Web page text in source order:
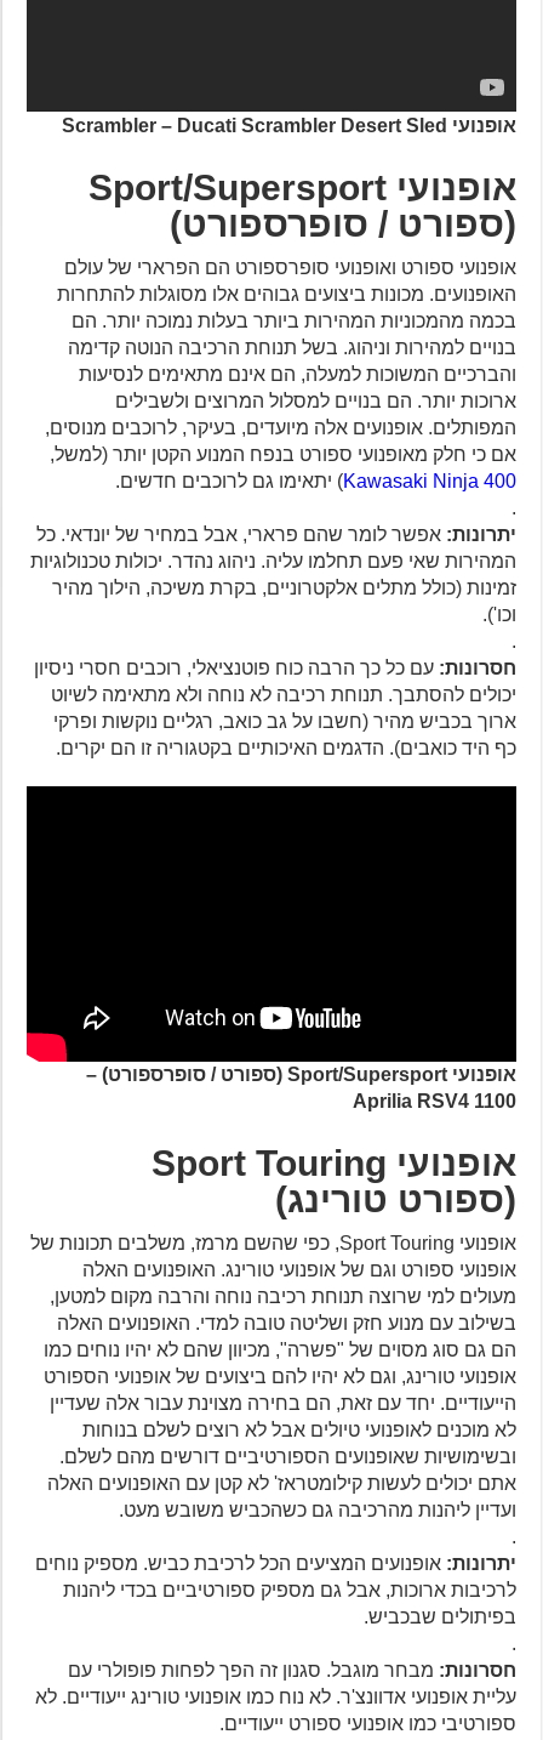
אופנועי Scrambler – Ducati Scrambler Desert Sled
אופנועי Sport/Supersport
(ספורט / סופרספורט)
אופנועי ספורט ואופנועי סופרספורט הם הפרארי של עולם
האופנועים. מכונות ביצועים גבוהים אלו מסוגלות להתחרות
בכמה מהמכוניות המהירות ביותר בעלות נמוכה יותר. הם
בנויים למהירות וניהוג. בשל תנוחת הרכיבה הנוטה קדימה
והברכיים המשוכות למעלה, הם אינם מתאימים לנסיעות
ארוכות יותר. הם בנויים למסלול המרוצים ולשבילים
המפותלים. אופנועים אלה מיועדים, בעיקר, לרוכבים מנוסים,
אם כי חלק מאופנועי ספורט בנפח המנוע הקטן יותר (למשל,
Kawasaki Ninja 400) יתאימו גם לרוכבים חדשים.
יתרונות:אפשר לומר שהם פרארי, אבל במחיר של יונדאי. כל
המהירות שאי פעם תחלמו עליה. ניהוג נהדר. יכולות טכנולוגיות
זמינות (כולל מתלים אלקטרוניים, בקרת משיכה, הילוך מהיר
וכו').
חסרונות:עם כל כך הרבה כוח פוטנציאלי, רוכבים חסרי ניסיון
יכולים להסתבך. תנוחת רכיבה לא נוחה ולא מתאימה לשיוט
ארוך בכביש מהיר (חשבו על גב כואב, רגליים נוקשות ופרקי
כף היד כואבים). הדגמים האיכותיים בקטגוריה זו הם יקרים.
אופנועי Sport/Supersport (ספורט / סופרספורט) –
Aprilia RSV4 1100
אופנועי Sport Touring
(ספורט טורינג)
אופנועי Sport Touring, כפי שהשם מרמז, משלבים תכונות של
אופנועי ספורט וגם של אופנועי טורינג. האופנועים האלה
מעולים למי שרוצה תנוחת רכיבה נוחה והרבה מקום למטען,
בשילוב עם מנוע חזק ושליטה טובה למדי. האופנועים האלה
הם גם סוג מסוים של "פשרה", מכיוון שהם לא יהיו נוחים כמו
אופנועי טורינג, וגם לא יהיו להם ביצועים של אופנועי הספורט
הייעודיים. יחד עם זאת, הם בחירה מצוינת עבור אלה שעדיין
לא מוכנים לאופנועי טיולים אבל לא רוצים לשלם בנוחות
ובשימושיות שאופנועים הספורטיביים דורשים מהם לשלם.
אתם יכולים לעשות קילומטראז' לא קטן עם האופנועים האלה
ועדיין ליהנות מהרכיבה גם כשהכביש משובש מעט.
יתרונות:אופנועים המציעים הכל לרכיבת כביש. מספיק נוחים
לרכיבות ארוכות, אבל גם מספיק ספורטיביים בכדי ליהנות
בפיתולים שבכביש.
חסרונות:מבחר מוגבל. סגנון זה הפך לפחות פופולרי עם
עליית אופנועי אדוונצ'ר. לא נוח כמו אופנועי טורינג ייעודיים. לא
ספורטיבי כמו אופנועי ספורט ייעודיים.